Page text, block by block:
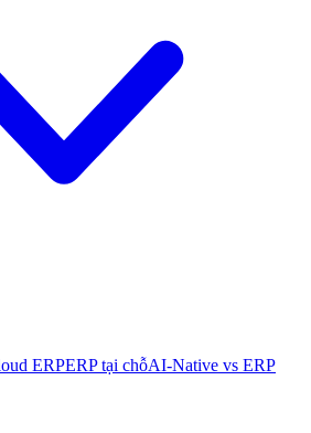
ERPERP tại chỗAI-Native vs ERP